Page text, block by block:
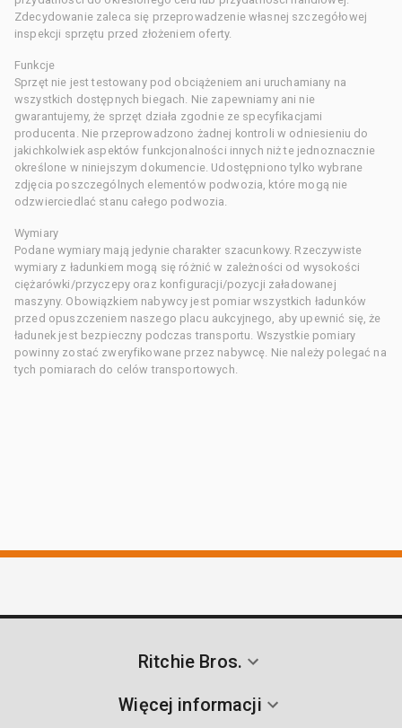
Zdecydowanie zaleca się przeprowadzenie własnej szczegółowej
inspekcji sprzętu przed złożeniem oferty.
Funkcje
Sprzęt nie jest testowany pod obciążeniem ani uruchamiany na
wszystkich dostępnych biegach. Nie zapewniamy ani nie
gwarantujemy, że sprzęt działa zgodnie ze specyfikacjami
producenta. Nie przeprowadzono żadnej kontroli w odniesieniu do
jakichkolwiek aspektów funkcjonalności innych niż te jednoznacznie
określone w niniejszym dokumencie. Udostępniono tylko wybrane
zdjęcia poszczególnych elementów podwozia, które mogą nie
odzwierciedlać stanu całego podwozia.
Wymiary
Podane wymiary mają jedynie charakter szacunkowy. Rzeczywiste
wymiary z ładunkiem mogą się różnić w zależności od wysokości
ciężarówki/przyczepy oraz konfiguracji/pozycji załadowanej
maszyny. Obowiązkiem nabywcy jest pomiar wszystkich ładunków
przed opuszczeniem naszego placu aukcyjnego, aby upewnić się, że
ładunek jest bezpieczny podczas transportu. Wszystkie pomiary
powinny zostać zweryfikowane przez nabywcę. Nie należy polegać na
tych pomiarach do celów transportowych.
Ritchie Bros.
Więcej informacji